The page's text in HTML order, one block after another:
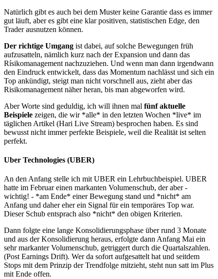
Natürlich gibt es auch bei dem Muster keine Garantie dass es immer
gut läuft, aber es gibt eine klar positiven, statistischen Edge, den
Trader ausnutzen können.
Der richtige Umgang ist dabei, auf solche Bewegungen früh
aufzusatteln, nämlich kurz nach der Expansion und dann das
Rísikomanagement nachzuziehen. Und wenn man dann irgendwann
den Eindruck entwickelt, dass das Momentum nachlässt und sich ein
Top ankündigt, steigt man nicht vorschnell aus, zieht aber das
Risikomanagement näher heran, bis man abgeworfen wird.
Aber Worte sind geduldig, ich will ihnen mal fünf aktuelle
Beispiele zeigen, die wir *alle* in den letzten Wochen *live* im
täglichen Artikel (Hari Live Stream) besprochen haben. Es sind
bewusst nicht immer perfekte Beispiele, weil die Realität ist selten
perfekt.
Uber Technologies (UBER)
An den Anfang stelle ich mit UBER ein Lehrbuchbeispiel. UBER
hatte im Februar einen markanten Volumenschub, der aber -
wichtig! - *am Ende* einer Bewegung stand und *nicht* am
Anfang und daher eher ein Signal für ein temporäres Top war.
Dieser Schub entsprach also *nicht* den obigen Kriterien.
Dann folgte eine lange Konsolidierungsphase über rund 3 Monate
und aus der Konsolidierung heraus, erfolgte dann Anfang Mai ein
sehr markanter Volumenschub, getriggert durch die Quartalszahlen.
(Post Earnings Drift). Wer da sofort aufgesattelt hat und seitdem
Stops mit dem Prinzip der Trendfolge mitzieht, steht nun satt im Plus
mit Ende offen.